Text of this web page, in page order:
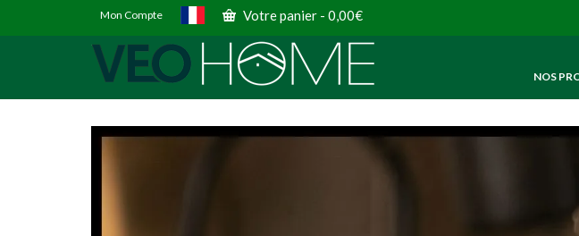
Mon Compte Votre panier - 0,00€
NOS